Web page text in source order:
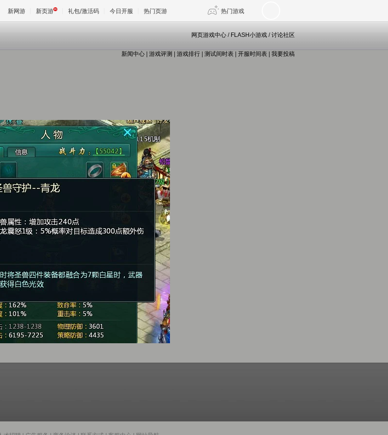
新网游 新页游 礼包/激活码 今日开服 热门页游 热门游戏
魔兽 DNF 传奇4
王权与自由
网页游戏中心 / FLASH小游戏 /讨论社区
新闻中心 游戏评测 游戏排行 测试间时表 开服时间表 我要投稿